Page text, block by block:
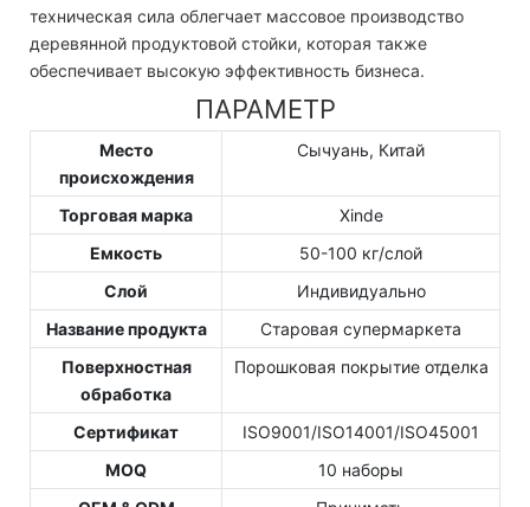
техническая сила облегчает массовое производство
деревянной продуктовой стойки, которая также
обеспечивает высокую эффективность бизнеса.
ПАРАМЕТР
Место
происхождения
Сычуань, Китай
Торговая марка
Xinde
Емкость
50-100 кг/слой
Слой
Индивидуально
Название продукта
Старовая супермаркета
Поверхностная
обработка
Порошковая покрытие отделка
Сертификат
ISO9001/ISO14001/ISO45001
MOQ
10 наборы